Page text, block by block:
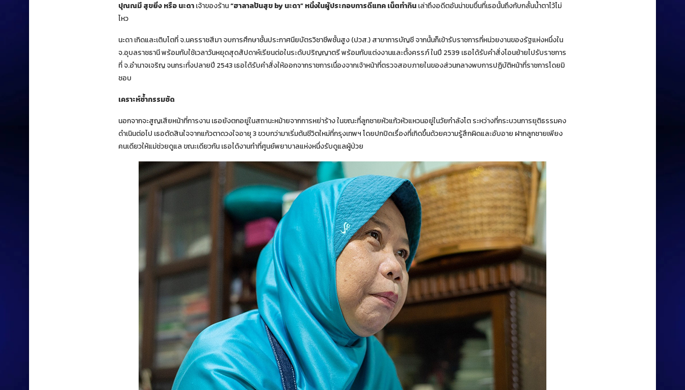
ปุณณมี สุขยิ่ง หรือ นะดาเจ้าของร้าน“ฮาลาลปันสุข by นะดา” หนึ่งในผู้ประกอบการดีแทค เน็ตทำกินเล่าถึงอดีตอันน่าขมขื่นที่เธอนั้นถึงกับกลั้นน้ำตาไว้ไม่
ไหว
นะดา เกิดและเติบโตที่ จ.นครราชสีมา จบการศึกษาชั้นประกาศนียบัตรวิชาชีพชั้นสูง (ปวส.) สาขาการบัญชี จากนั้นก็เข้ารับราชการที่หน่วยงานของรัฐแห่งหนึ่งใน
จ.อุบลราชธานี พร้อมกับใช้เวลาวันหยุดสุดสัปดาห์เรียนต่อในระดับปริญญาตรี พร้อมกับแต่งงานและตั้งครรภ์ ในปี 2539 เธอได้รับคำสั่งโอนย้ายไปรับราชการ
ที่ จ.อำนาจเจริญ จนกระทั่งปลายปี 2543 เธอได้รับคำสั่งให้ออกจากราชการเนื่องจากเจ้าหน้าที่ตรวจสอบภายในของส่วนกลางพบการปฏิบัติหน้าที่ราชการโดยมิ
ชอบ
เคราะห์ซ้ำกรรมซัด
นอกจากจะสูญเสียหน้าที่การงาน เธอยังตกอยู่ในสถานะหม้ายจากการหย่าร้าง ในขณะที่ลูกชายหัวแก้วหัวแหวนอยู่ในวัยกำลังโต ระหว่างที่กระบวนการยุติธรรมคง
ดำเนินต่อไป เธอตัดสินใจจากแก้วตาดวงใจอายุ 3 ขวบกว่ามาเริ่มต้นชีวิตใหม่ที่กรุงเทพฯ โดยปกปิดเรื่องที่เกิดขึ้นด้วยความรู้สึกผิดและอับอาย ฝากลูกชายเพียง
คนเดียวให้แม่ช่วยดูแล ขณะเดียวกัน เธอได้งานทำที่ศูนย์พยาบาลแห่งหนึ่งรับดูแลผู้ป่วย